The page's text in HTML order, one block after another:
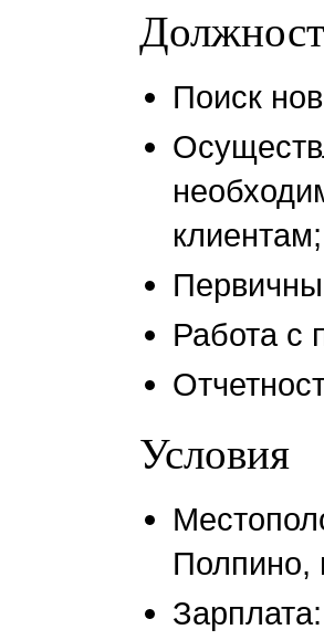
Поиск
клиентам;
Работа с
Условия
Полпино,